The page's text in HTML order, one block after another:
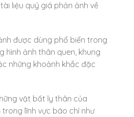
liệu quý giá phản ảnh về
được dùng phổ biển trong
hình ảnh thân quen, khung
những khoảnh khắc đặc
vật bất ly thân của
trong lĩnh vực báo chí như